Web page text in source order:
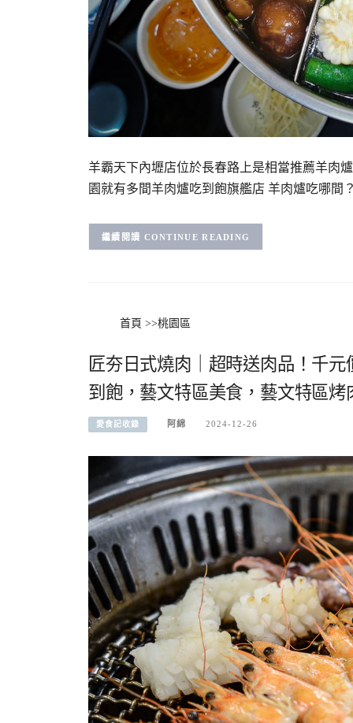
羊霸天下內壢店位於長春路上是相當推薦羊肉
園就有多間羊肉爐吃到飽旗艦店 羊肉爐吃哪間
CONTINUE READING
首頁 >>桃園區
匠夯日式燒肉｜超時送肉品！千
到飽，藝文特區美食，藝文特區烤
愛食記收錄 阿綿 2024-12-26